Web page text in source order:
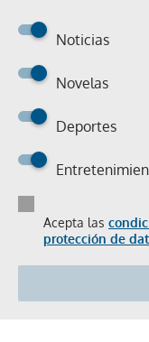
Noticias
Novelas
Deportes
Acepta las
protección de